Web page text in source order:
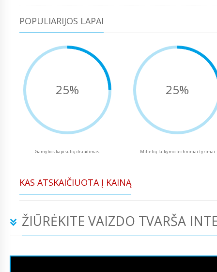
POPULIARIJOS LAPAI
25%
Gamybos kapisulių draudimas
25%
Miltelių laikymo techniniai tyrimai
KAS ATSKAIČIUOTA Į KAINĄ
ŽIŪRĖKITE VAIZDO TVARŠA